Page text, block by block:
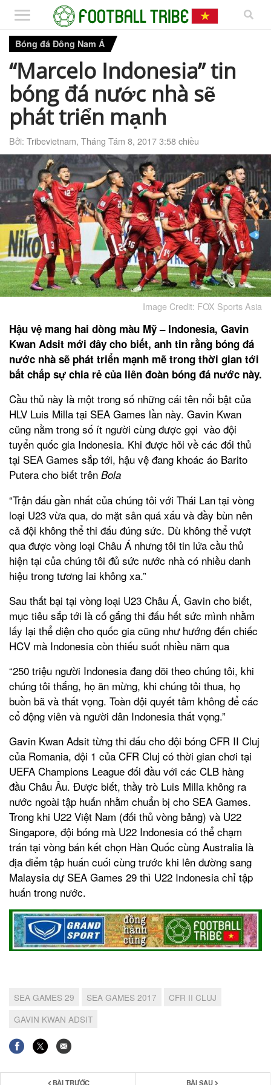
Bóng đá Đông Nam Á
“Marcelo Indonesia” tin
bóng đá nước nhà sẽ
phát triển mạnh
Bởi: Tribevietnam, Tháng Tám 8, 2017 3:58 chiều
Image Credit: FOX Sports Asia
Hậu vệ mang hai dòng màu Mỹ – Indonesia, Gavin
Kwan Adsit mới đây cho biết, anh tin rằng bóng đá
nước nhà sẽ phát triển mạnh mẽ trong thời gian tới
bất chấp sự chia rẻ của liên đoàn bóng đá nước này.
Cầu thủ này là một trong số những cái tên nổi bật của
HLV Luis Milla tại SEA Games lần này. Gavin Kwan
cũng nằm trong số ít người cùng được gọi vào đội
tuyển quốc gia Indonesia. Khi được hỏi về các đối thủ
tại SEA Games sắp tới, hậu vệ đang khoác áo Barito
Putera cho biết trên Bola
“Trận đấu gần nhất của chúng tôi với Thái Lan tại vòng
loại U23 vừa qua, do mặt sân quá xấu và đầy bùn nên
cả đội không thể thi đấu đúng sức. Dù không thể vượt
qua được vòng loại Châu Á nhưng tôi tin lứa cầu thủ
hiện tại của chúng tôi đủ sức nước nhà có nhiều danh
hiệu trong tương lai không xa.”
Sau thất bại tại vòng loại U23 Châu Á, Gavin cho biết,
mục tiêu sắp tới là cố gắng thi đấu hết sức mình nhằm
lấy lại thể diện cho quốc gia cũng như hướng đến chiếc
HCV mà Indonesia còn thiếu suốt nhiều năm qua
“250 triệu người Indonesia đang dõi theo chúng tôi, khi
chúng tôi thắng, họ ăn mừng, khi chúng tôi thua, họ
buồn bã và thất vọng. Toàn đội quyết tâm không để các
cổ động viên và người dân Indonesia thất vọng.”
Gavin Kwan Adsit từng thi đấu cho đội bóng CFR II Cluj
của Romania, đội 1 của CFR Cluj có thời gian chơi tại
UEFA Champions League đối đầu với các CLB hàng
đầu Châu Âu. Được biết, thầy trò Luis Milla không ra
nước ngoài tập huấn nhằm chuẩn bị cho SEA Games.
Trong khi U22 Việt Nam (đối thủ vòng bảng) và U22
Singapore, đội bóng mà U22 Indonesia có thể chạm
trán tại vòng bán kết chọn Hàn Quốc cùng Australia là
địa điểm tập huấn cuối cùng trước khi lên đường sang
Malaysia dự SEA Games 29 thì U22 Indonesia chỉ tập
huấn trong nước.
SEA GAMES 29 SEA GAMES 2017
CFR II CLUJ
GAVIN KWAN ADSIT
BÀI TRƯỚC BÀI SAU